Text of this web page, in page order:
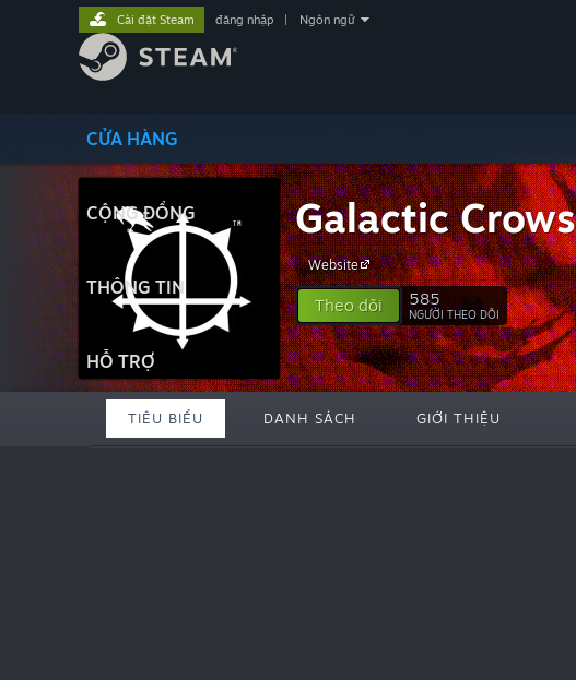
CỬA HÀNG
CỘNG ĐỒNG
THÔNG TIN
HỖ TRỢ
Cài đặt Steam đăng nhập Ngôn ngữ
Galactic
Website
Theo dõi 585
NGƯỜI THEO DÕI
TIÊU BIỂU DANH SÁCH GIỚI THIỆU